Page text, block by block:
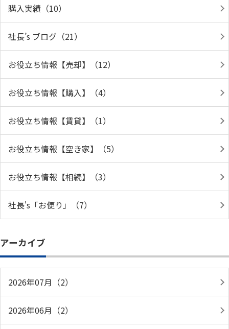
購入実績（10）
社長’s ブログ（21）
お役立ち情報【売却】（12）
お役立ち情報【購入】（4）
お役立ち情報【賃貸】（1）
お役立ち情報【空き家】（5）
お役立ち情報【相続】（3）
社長's「お便り」（7）
アーカイブ
2026年07月（2）
2026年06月（2）